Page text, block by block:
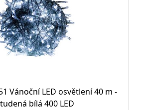
Vánoční LED osvětlení 40 m -
bílá 400 LED